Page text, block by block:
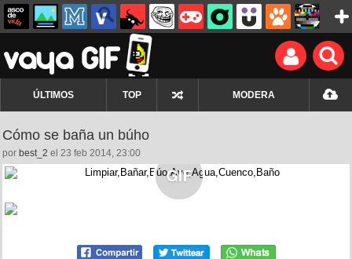
ÚLTIMOS TOP MODERA
Cómo se baña un búho
por best_2 el 23 feb 2014, 23:00